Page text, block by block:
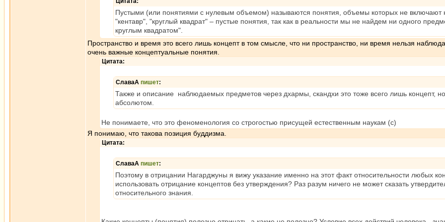
Пустыми (или понятиями с нулевым объемом) называются понятия, объемы которых не
"кентавр", "круглый квадрат" – пустые понятия, так как в реальности мы не найдем ни одного
круглым квадратом".
Пространство и время это всего лишь концепт в том смысле, что ни пространство, ни время нельзя
очень важные концептуальные понятия.
Цитата:
СлаваА пишет:
Также и описание наблюдаемых предметов через дхармы, скандхи это тоже всего лишь концепт,
абсолютом.
Не понимаете, что это феноменология со строгостью присущей естественным наукам (с)
Я понимаю, что такова позиция буддизма.
Цитата:
СлаваА пишет:
Поэтому в отрицании Нагарджуны я вижу указание именно на этот факт относительности любых
использовать отрицание концептов без утверждения? Раз разум ничего не может сказать
относительного знания.